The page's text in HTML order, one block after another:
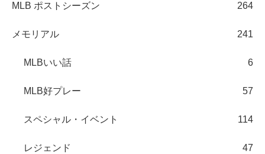
MLB ポストシーズン 264
メモリアル 241
MLBいい話 6
MLB好プレー 57
スペシャル・イベント 114
レジェンド 47